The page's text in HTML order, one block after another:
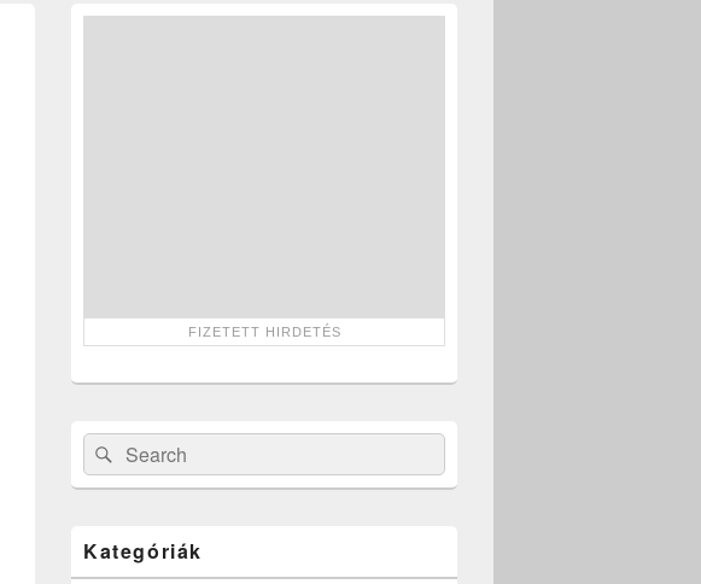
Primary
Search
for:
Search
Kategóriák